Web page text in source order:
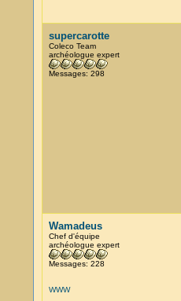
supercarotte
Coleco Team
archéologue expert
Messages: 298
Wamadeus
Chef d'équipe
archéologue expert
Messages: 228
WWW